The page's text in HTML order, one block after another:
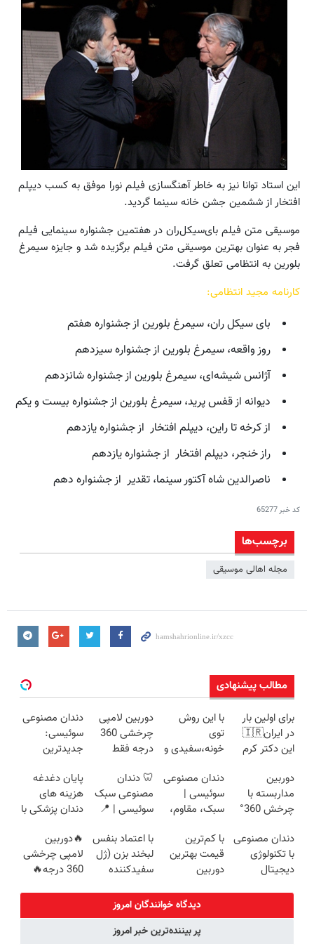
این استاد توانا نیز به خاطر آهنگسازی فیلم نورا موفق به کسب دیپلم
افتخار از ششمین جشن خانه سینما گردید.
موسیقی متن فیلم بای‌سیکل‌ران در هفتمین جشنواره سینمایی فیلم
فجر به عنوان بهترین موسیقی متن فیلم برگزیده شد و جایزه سیمرغ
بلورین به انتظامی تعلق گرفت.
کارنامه مجید انتظامی:
بای سیکل ران، سیمرغ بلورین از جشنواره هفتم
روز واقعه، سیمرغ بلورین از جشنواره سیزدهم
آژانس شیشه‌ای، سیمرغ بلورین از جشنواره شانزدهم
دیوانه از قفس پرید، سیمرغ بلورین از جشنواره بیست و یکم
از کرخه تا راین، دیپلم افتخار از جشنواره یازدهم
راز خنجر، دیپلم افتخار از جشنواره یازدهم
ناصرالدین شاه آکتور سینما، تقدیر از جشنواره دهم
کد خبر65277
برچسب‌ها
مجله اهالی موسیقی
مطالب پیشنهادی
برای اولین بار
در ایران🇮🇷
این دکتر کرم
روزه ساخت!
با این روش
توی
خونه،سفیدی و
برگردون
(40%off)
دوربین لامپی
چرخشی 360
درجه فقط
🔥 پرداخت
درب منزل
دندان مصنوعی
سوئیسی:
جدیدترین
سبک و مقاوم |
پرداخت قسطی
دوربین
مداربسته با
چرخش 360°
(ضمانت
تعویض +
پرداخت درب
دندان مصنوعی
سوئیسی |
سبک، مقاوم،
رایگان+پرداخت
اقساطی😍
🦷 دندان
مصنوعی سبک
سوئیسی | 📍
ویزیت رایگان +
اقساط
پایان دغدغه
هزینه های
دندان پزشکی با
کننده خانگی
دندان مصنوعی
با تکنولوژی
دیجیتال
با کم‌ترین
قیمت بهترین
دوربین
بخر❗❗❗
با اعتماد بنفس
لبخند بزن (ژل
سفیدکننده
🔥دوربین
لامپی چرخشی
360 درجه🔥
تعویض
دیدگاه خوانندگان امروز
پر بیننده‌ترین خبر امروز